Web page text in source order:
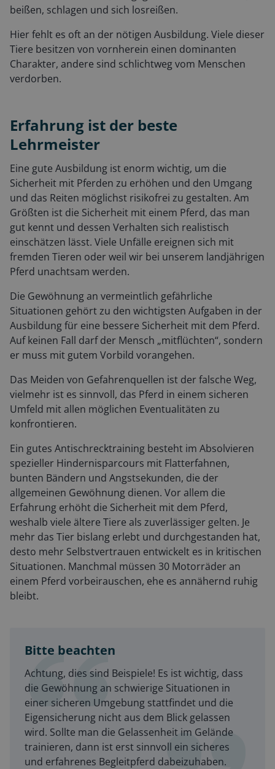
beißen, schlagen und sich losreißen.
Hier fehlt es oft an der nötigen Ausbildung. Viele dieser
Tiere besitzen von vornherein einen dominanten
Charakter, andere sind schlichtweg vom Menschen
verdorben.
Erfahrung ist der beste
Lehrmeister
Eine gute Ausbildung ist enorm wichtig, um die
Sicherheit mit Pferden zu erhöhen und den Umgang
und das Reiten möglichst risikofrei zu gestalten. Am
Größten ist die Sicherheit mit einem Pferd, das man
gut kennt und dessen Verhalten sich realistisch
einschätzen lässt. Viele Unfälle ereignen sich mit
fremden Tieren oder weil wir bei unserem landjährigen
Pferd unachtsam werden.
Die Gewöhnung an vermeintlich gefährliche
Situationen gehört zu den wichtigsten Aufgaben in der
Ausbildung für eine bessere Sicherheit mit dem Pferd.
Auf keinen Fall darf der Mensch „mitflüchten“, sondern
er muss mit gutem Vorbild vorangehen.
Das Meiden von Gefahrenquellen ist der falsche Weg,
vielmehr ist es sinnvoll, das Pferd in einem sicheren
Umfeld mit allen möglichen Eventualitäten zu
konfrontieren.
Ein gutes Antischrecktraining besteht im Absolvieren
spezieller Hindernisparcours mit Flatterfahnen,
bunten Bändern und Angstsekunden, die der
allgemeinen Gewöhnung dienen. Vor allem die
Erfahrung erhöht die Sicherheit mit dem Pferd,
weshalb viele ältere Tiere als zuverlässiger gelten. Je
mehr das Tier bislang erlebt und durchgestanden hat,
desto mehr Selbstvertrauen entwickelt es in kritischen
Situationen. Manchmal müssen 30 Motorräder an
einem Pferd vorbeirauschen, ehe es annähernd ruhig
bleibt.
Bitte beachten
Achtung, dies sind Beispiele! Es ist wichtig, dass
die Gewöhnung an schwierige Situationen in
einer sicheren Umgebung stattfindet und die
Eigensicherung nicht aus dem Blick gelassen
wird. Sollte man die Gelassenheit im Gelände
trainieren, dann ist erst sinnvoll ein sicheres
und erfahrenes Begleitpferd dabeizuhaben.